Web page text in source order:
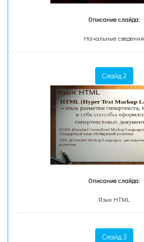
Описание слайда:
Начальные сведения
Слайд 2
Описание слайда:
Язык HTML
Слайд 3